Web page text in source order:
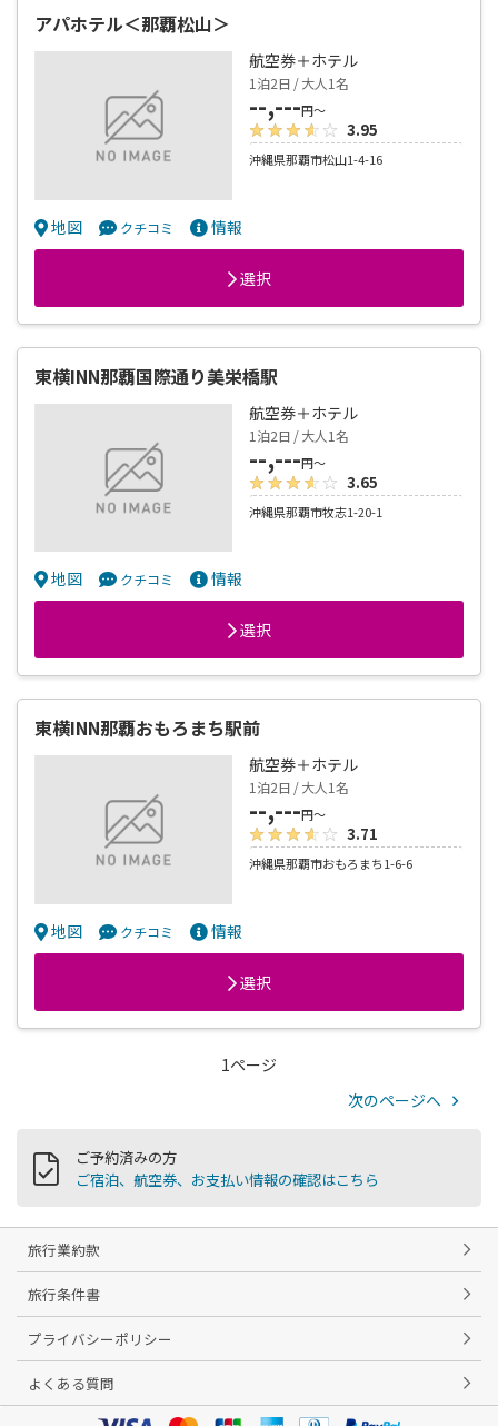
アパホテル＜那覇松山＞
航空券＋ホテル
1泊2日 / 大人1名
--,---
情報
選択
東横INN那覇国際通り美栄橋駅
航空券＋ホテル
1泊2日 / 大人1名
--,---円～
情報
選択
東横INN那覇おもろまち駅前
航空券＋ホテル
1泊2日 / 大人1名
--,---円～
地図 クチコミ 情報
選択
ご予約済みの方
旅行業約款
旅行条件書
プライバシーポリシー
よくある質問